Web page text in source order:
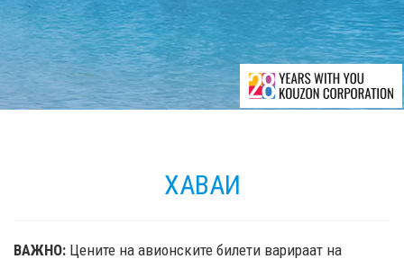
ХАВАИ
ВАЖНО: Цените на авионските билети варираат на